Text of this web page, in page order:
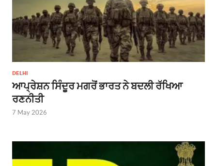
DELHI
ਆਪ੍ਰੇਸ਼ਨ ਸਿੰਦੂਰ ਮਗਰੋਂ ਭਾਰਤ ਨੇ ਬਦਲੀ ਰੱਖਿਆ
ਰਣਨੀਤੀ
7 May 2026